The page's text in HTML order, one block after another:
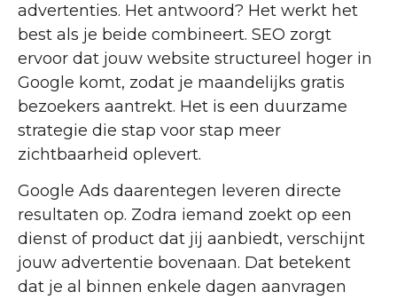
advertenties. Het antwoord? Het werkt het
best als je beide combineert. SEO zorgt
ervoor dat jouw website structureel hoger in
Google komt, zodat je maandelijks gratis
bezoekers aantrekt. Het is een duurzame
strategie die stap voor stap meer
zichtbaarheid oplevert.
Google Ads daarentegen leveren directe
resultaten op. Zodra iemand zoekt op een
dienst of product dat jij aanbiedt, verschijnt
jouw advertentie bovenaan. Dat betekent
dat je al binnen enkele dagen aanvragen